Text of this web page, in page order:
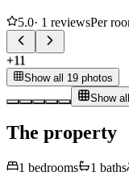
5.0· 1 reviewsPer
+11
Show all 19 photos
Show
The property
1 bedrooms 1 baths